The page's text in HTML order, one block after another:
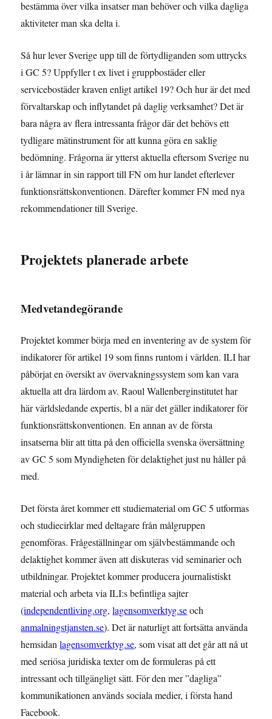
bestämma över vilka insatser man behöver och vilka dagliga
aktiviteter man ska delta i.
Så hur lever Sverige upp till de förtydliganden som uttrycks
i GC 5? Uppfyller t ex livet i gruppbostäder eller
servicebostäder kraven enligt artikel 19? Och hur är det med
förvaltarskap och inflytandet på daglig verksamhet? Det är
bara några av flera intressanta frågor där det behövs ett
tydligare mätinstrument för att kunna göra en saklig
bedömning. Frågorna är ytterst aktuella eftersom Sverige nu
i år lämnar in sin rapport till FN om hur landet efterlever
funktionsrättskonventionen. Därefter kommer FN med nya
rekommendationer till Sverige.
Projektets planerade arbete
Medvetandegörande
Projektet kommer börja med en inventering av de system för
indikatorer för artikel 19 som finns runtom i världen. ILI har
påbörjat en översikt av övervakningssystem som kan vara
aktuella att dra lärdom av. Raoul Wallenberginstitutet har
här världsledande expertis, bl a när det gäller indikatorer för
funktionsrättskonventionen. En annan av de första
insatserna blir att titta på den officiella svenska översättning
av GC 5 som Myndigheten för delaktighet just nu håller på
med.
Det första året kommer ett studiematerial om GC 5 utformas
och studiecirklar med deltagare från målgruppen
genomföras. Frågeställningar om självbestämmande och
delaktighet kommer även att diskuteras vid seminarier och
utbildningar. Projektet kommer producera journalistiskt
material och arbeta via ILI:s befintliga sajter
(independentliving.org,lagensomverktyg.seoch
anmalningstjansten.se). Det är naturligt att fortsätta använda
hemsidanlagensomverktyg.se, som visat att det går att nå ut
med seriösa juridiska texter om de formuleras på ett
intressant och tillgängligt sätt. För den mer ”dagliga”
kommunikationen används sociala medier, i första hand
Facebook.